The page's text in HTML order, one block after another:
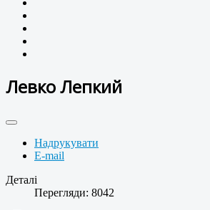
Левко Лепкий
Надрукувати
E-mail
Деталі
Перегляди: 8042